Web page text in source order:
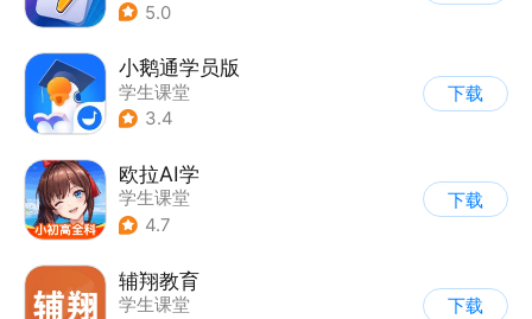
5.0
小鹅通学员版
学生课堂
3.4
下载
欧拉AI学
学生课堂
4.7
下载
辅翔教育
学生课堂
下载